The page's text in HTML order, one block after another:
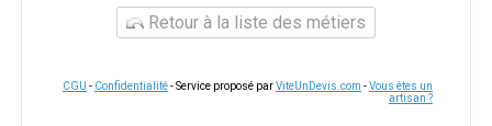
Retour à la liste des métiers
CGU - Confidentialité- Service proposé parViteUnDevis.com -Vous êtes un
artisan ?